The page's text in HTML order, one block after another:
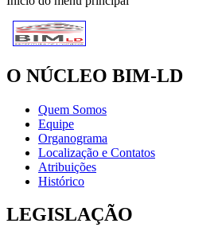
O NÚCLEO BIM-LD
Quem Somos
Equipe
Organograma
Localização e Contatos
Atribuições
Histórico
LEGISLAÇÃO